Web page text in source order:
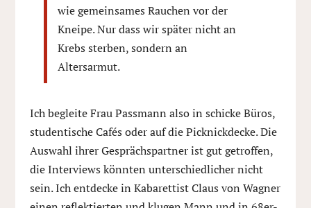
wie gemeinsames Rauchen vor der
Kneipe. Nur dass wir später nicht an
Krebs sterben, sondern an
Altersarmut.
Ich begleite Frau Passmann also in schicke Büros,
studentische Cafés oder auf die Picknickdecke. Die
Auswahl ihrer Gesprächspartner ist gut getroffen,
die Interviews könnten unterschiedlicher nicht
sein. Ich entdecke in Kabarettist Claus von Wagner